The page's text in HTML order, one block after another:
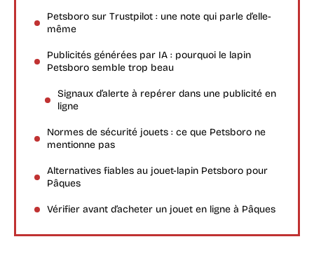
Petsboro sur Trustpilot : une note qui parle d’elle-
même
Publicités générées par IA : pourquoi le lapin
Petsboro semble trop beau
Signaux d’alerte à repérer dans une publicité en
ligne
Normes de sécurité jouets : ce que Petsboro ne
mentionne pas
Alternatives fiables au jouet-lapin Petsboro pour
Pâques
Vérifier avant d’acheter un jouet en ligne à Pâques